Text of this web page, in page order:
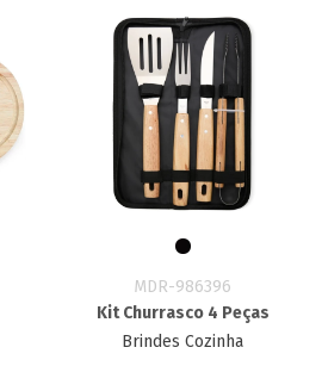
MDR-986396
Kit Churrasco 4 Peças
Brindes Cozinha